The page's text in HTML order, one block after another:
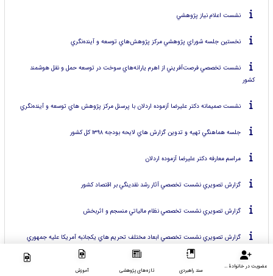
نشست اعلام نياز پژوهشي
نخستين جلسه شوراي پژوهشي مركز پژوهش‌هاي توسعه و آينده‌نگري
نشست تخصصي فرصت‌آفريني از اهرم يارانه‌هاي سوخت در توسعه حمل و نقل هوشمند
كشور
نشست صميمانه دكتر عليرضا آزموده اردلان با پرسنل مركز پژوهش هاي توسعه و آينده‌نگري
جلسه هماهنگي تهيه و تدوين گزارش هاي لايحه بودجه ۱۳۹۸ كل كشور
مراسم معارفه دكتر عليرضا آزموده اردلان
گزارش تصويري نشست تخصصي آثار رشد نقدينگي بر اقتصاد كشور
گزارش تصويري نشست تخصصي نظام مالياتي منسجم و اثربخش
گزارش تصويري نشست تخصصي ابعاد مختلف تحريم هاي يكجانبه آمريكا عليه جمهوري
اسلامي ايران، آثار و پيامدها
عضویت در خانوادۀ مرکز
سند راهبردی تازه‌های پژوهشی آموزش